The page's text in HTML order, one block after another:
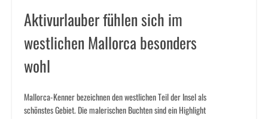
Aktivurlauber fühlen sich im
westlichen Mallorca besonders
wohl
Mallorca-Kenner bezeichnen den westlichen Teil der Insel als
schönstes Gebiet. Die malerischen Buchten sind ein Highlight